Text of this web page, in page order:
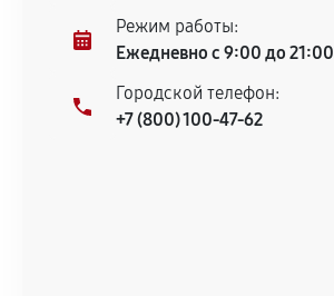
Режим работы:
Ежедневно с 9:00 до 21:00
Городской телефон:
+7 (800) 100-47-62